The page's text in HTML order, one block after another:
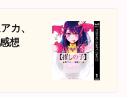
カ、
想